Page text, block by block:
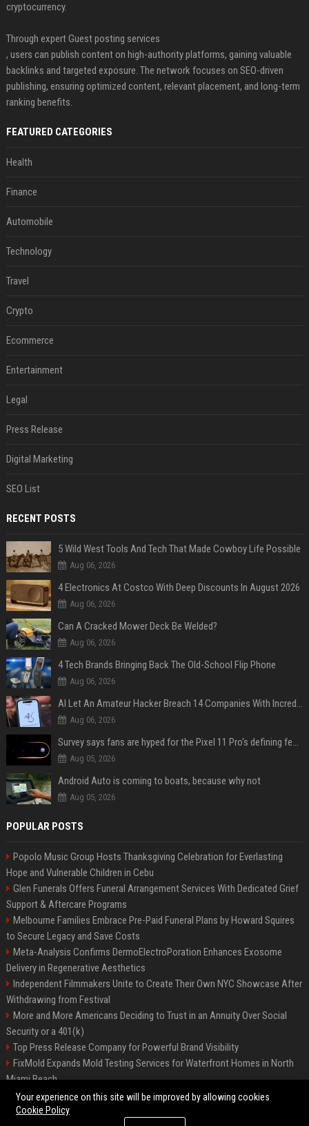
cryptocurrency.
Through expert Guest posting services
, users can publish content on high-authority platforms, gaining valuable
backlinks and targeted exposure. The network focuses on SEO-driven
publishing, ensuring optimized content, relevant placement, and long-term
ranking benefits.
FEATURED CATEGORIES
Health
Finance
Automobile
Technology
Travel
Crypto
Ecommerce
Entertainment
Legal
Press Release
Digital Marketing
SEO List
RECENT POSTS
5 Wild West Tools And Tech That Made Cowboy Life Possible
Aug 06, 2026
4 Electronics At Costco With Deep Discounts In August 2026
Aug 06, 2026
Can A Cracked Mower Deck Be Welded?
Aug 06, 2026
4 Tech Brands Bringing Back The Old-School Flip Phone
Aug 06, 2026
AI Let An Amateur Hacker Breach 14 Companies With Incredibly Simple Prompts
Aug 06, 2026
Survey says fans are hyped for the Pixel 11 Pro's defining feature, but the doubters are loud
Aug 05, 2026
Android Auto is coming to boats, because why not
Aug 05, 2026
POPULAR POSTS
Popolo Music Group Hosts Thanksgiving Celebration for Everlasting
Hope and Vulnerable Children in Cebu
Glen Funerals Offers Funeral Arrangement Services With Dedicated Grief
Support & Aftercare Programs
Melbourne Families Embrace Pre-Paid Funeral Plans by Howard Squires
to Secure Legacy and Save Costs
Meta-Analysis Confirms DermoElectroPoration Enhances Exosome
Delivery in Regenerative Aesthetics
Independent Filmmakers Unite to Create Their Own NYC Showcase After
Withdrawing from Festival
More and More Americans Deciding to Trust in an Annuity Over Social
Security or a 401(k)
Top Press Release Company for Powerful Brand Visibility
FixMold Expands Mold Testing Services for Waterfront Homes in North
Miami Beach
Pop Top Toyota Campervans from $99,000 driveaway
Your experience on this site will be improved by allowing cookies
Cookie Policy